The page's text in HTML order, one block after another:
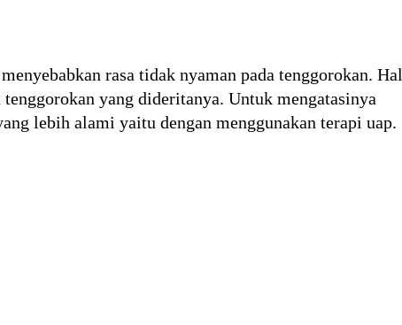
rasa tidak nyaman pada tenggorokan. Hal
yang dideritanya. Untuk mengatasinya
lebih alami yaitu dengan menggunakan terapi uap.